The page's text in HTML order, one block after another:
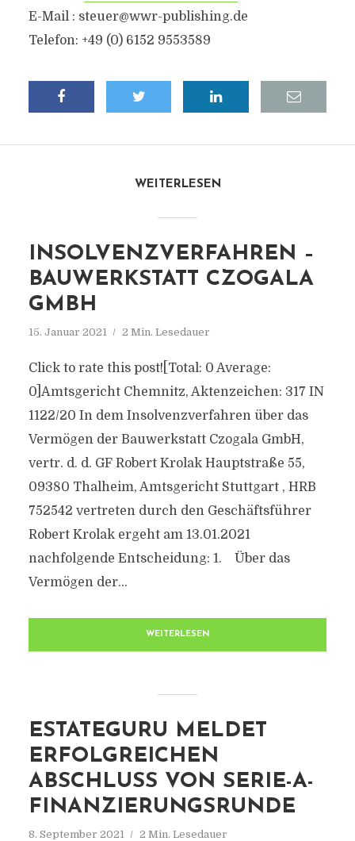
E-Mail : steuer@wwr-publishing.de
Telefon: +49 (0) 6152 9553589
WEITERLESEN
INSOLVENZVERFAHREN –
BAUWERKSTATT CZOGALA
GMBH
15. Januar 2021 2 Min. Lesedauer
Click to rate this post![Total: 0 Average:
0]Amtsgericht Chemnitz, Aktenzeichen: 317 IN
1122/20 In dem Insolvenzverfahren über das
Vermögen der Bauwerkstatt Czogala GmbH,
vertr. d. d. GF Robert Krolak Hauptstraße 55,
09380 Thalheim, Amtsgericht Stuttgart , HRB
752542 vertreten durch den Geschäftsführer
Robert Krolak ergeht am 13.01.2021
nachfolgende Entscheidung: 1. Über das
Vermögen der...
WEITERLESEN
ESTATEGURU MELDET
ERFOLGREICHEN
ABSCHLUSS VON SERIE-A-
FINANZIERUNGSRUNDE
8. September 2021 2 Min. Lesedauer